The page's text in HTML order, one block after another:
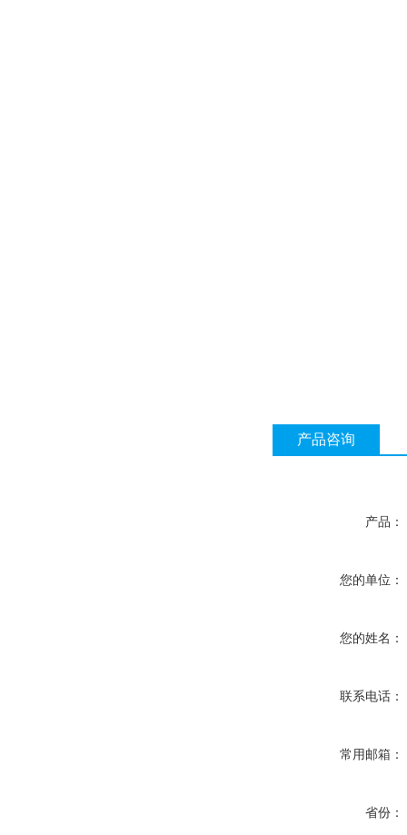
产品咨询
产品：
您的单位：
您的姓名：
联系电话：
常用邮箱：
省份：